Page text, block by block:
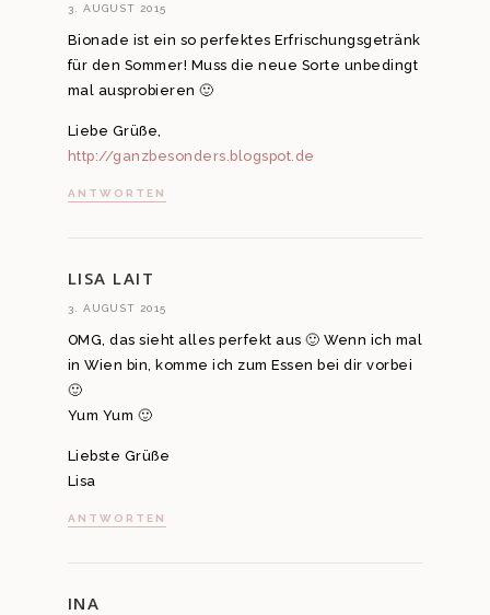
3. AUGUST 2015
Bionade ist ein so perfektes Erfrischungsgetränk
für den Sommer! Muss die neue Sorte unbedingt
mal ausprobieren 🙂
Liebe Grüße,
http://ganzbesonders.blogspot.de
ANTWORTEN
LISA LAIT
3. AUGUST 2015
OMG, das sieht alles perfekt aus 🙂 Wenn ich mal
in Wien bin, komme ich zum Essen bei dir vorbei
🙂
Yum Yum 🙂
Liebste Grüße
Lisa
ANTWORTEN
INA